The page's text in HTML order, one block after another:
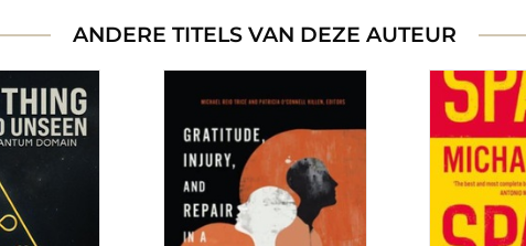
ANDERE TITELS VAN DEZE AUTEUR